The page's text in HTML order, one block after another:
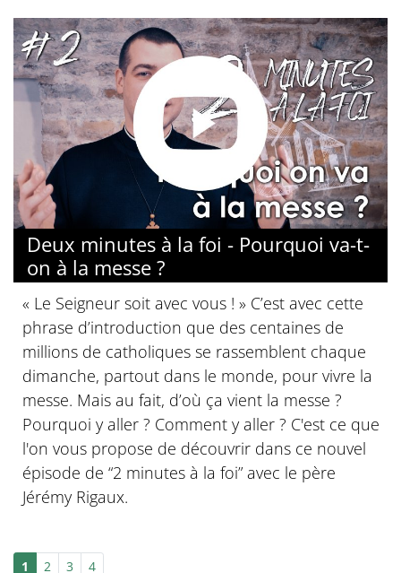
Deux minutes à la foi - Pourquoi va-t-
on à la messe ?
« Le Seigneur soit avec vous ! » C’est avec cette
phrase d’introduction que des centaines de
millions de catholiques se rassemblent chaque
dimanche, partout dans le monde, pour vivre la
messe. Mais au fait, d’où ça vient la messe ?
Pourquoi y aller ? Comment y aller ? C'est ce que
l'on vous propose de découvrir dans ce nouvel
épisode de “2 minutes à la foi” avec le père
Jérémy Rigaux.
1 2 3 4